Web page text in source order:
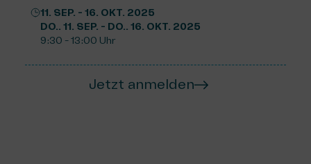
11. SEP. - 16. OKT. 2025
DO.. 11. SEP. - DO.. 16. OKT. 2025
9:30 - 13:00 Uhr
Jetzt anmelden